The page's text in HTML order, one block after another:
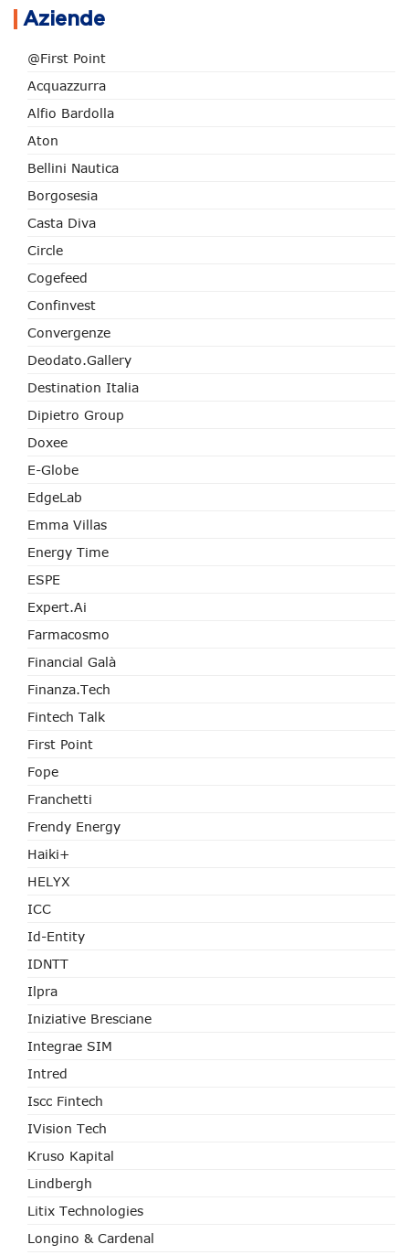
Aziende
@First Point
Acquazzurra
Alfio Bardolla
Aton
Bellini Nautica
Borgosesia
Casta Diva
Circle
Cogefeed
Confinvest
Convergenze
Deodato.Gallery
Destination Italia
Dipietro Group
Doxee
E-Globe
EdgeLab
Emma Villas
Energy Time
ESPE
Expert.ai
Farmacosmo
Financial Galà
Finanza.tech
Fintech Talk
First Point
Fope
Franchetti
Frendy Energy
Haiki+
HELYX
ICC
Id-Entity
IDNTT
Ilpra
Iniziative Bresciane
Integrae SIM
Intred
Iscc Fintech
IVision Tech
Kruso Kapital
Lindbergh
Litix Technologies
Longino & Cardenal